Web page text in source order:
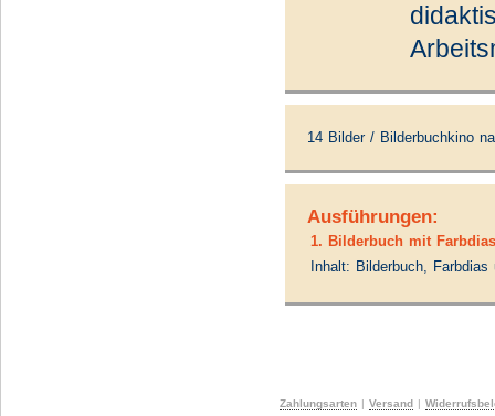
14 Bilder / Bilderbuchkino
Ausführungen:
1. Bilderbuch mit
Inhalt: Bilderbuch,
Zahlungsarten | Versand |